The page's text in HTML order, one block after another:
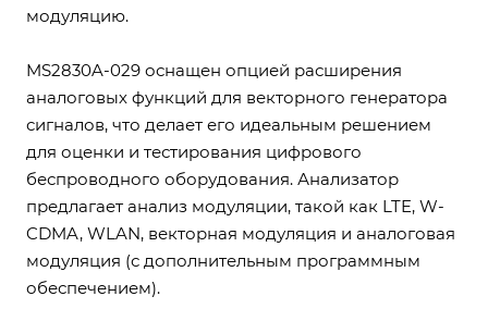
модуляцию.
MS2830A-029 оснащен опцией расширения
аналоговых функций для векторного генератора
сигналов, что делает его идеальным решением
для оценки и тестирования цифрового
беспроводного оборудования. Анализатор
предлагает анализ модуляции, такой как LTE, W-
CDMA, WLAN, векторная модуляция и аналоговая
модуляция (с дополнительным программным
обеспечением).